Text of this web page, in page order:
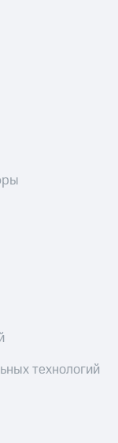
технологий